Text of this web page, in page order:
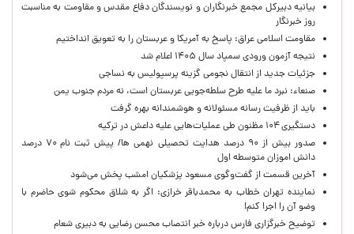
بیانیه دبیرکل مجمع خبرنگاران و نویسندگان دفاع مقدس و مقاومت به مناسبت
روز خبرنگار
مقاومت اسلامی عراق: پاسخ به آمریکا و عربستان را به تعویق انداختیم
نتیجه آزمون ورودی سمپاد سال ۱۴۰۵ اعلام شد
جزئیات جدید از انتقال نجومی گزینه پرسپولیس به نساجی
صنعاء: نبرد ما علیه طرح سلطه‌جویی عربستان است، نه مردم جنوب یمن
باید از ظرفیت رسانه مسئولانه و هوشمندانه بهره گرفت
دستگیری ۱۰۴ مظنون طی عملیات‌هایی علیه داعش در ترکیه
صدور بیش از ۹۰ درصد هدایت تحصیلی نهمی ها/ پیش ثبت نام ۷۰ درصد
دانش اموزان متوسطه اول
آخرین قسمت از گفت‌وگوی مسعود پزشکیان امشب پخش می‌شود
نماینده تهران خطاب به محمدباقر خرازی: اگر به شلاق محکوم شوی حاضرم با
وضو آن را اجرا کنم!
توضیح خبرگزاری فارس درباره خبر انتصاب محسن رضایی به دبیری شعام